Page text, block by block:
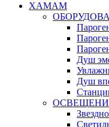
ХАМАМ
Душ
Душ